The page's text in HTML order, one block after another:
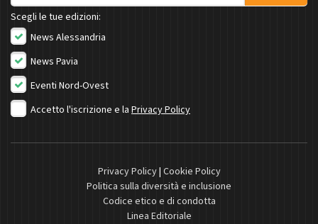
Scegli le tue edizioni:
News Alessandria
News Pavia
Eventi Nord-Ovest
Accetto l'iscrizione e la Privacy Policy
Privacy Policy| Cookie Policy
Politica sulla diversità e inclusione
Codice etico e di condotta
Linea Editoriale